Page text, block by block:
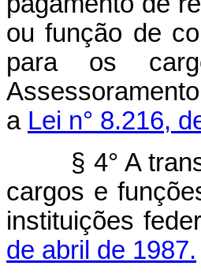
ou função de
para os
a Lei n° 8.216,
§ 4° A
cargos e
instituições
de abril de 1987.